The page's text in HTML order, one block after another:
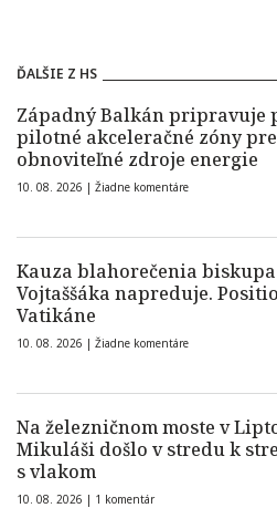
ĎALŠIE Z HS
Západný Balkán pripravuje
pilotné akceleračné zóny pre
obnoviteľné zdroje energie
10. 08. 2026 | Žiadne komentáre
Kauza blahorečenia biskupa
Vojtaššáka napreduje.
Vatikáne
10. 08. 2026 | Žiadne komentáre
Na železničnom moste v
Mikuláši došlo v stredu k
s vlakom
10. 08. 2026 | 1 komentár